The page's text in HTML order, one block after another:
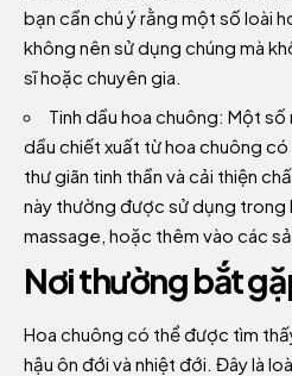
bạn cần chú ý rằng một số loài
không nên sử dụng chúng mà
sĩ hoặc chuyên gia.
Tinh dầu hoa chuông: Một
dầu chiết xuất từ hoa chuông
thư giãn tinh thần và cải thiện
này thường được sử dụng trong
massage, hoặc thêm vào các
Nơi thường bắt
Hoa chuông có thể được tìm
hậu ôn đới và nhiệt đới. Đây là